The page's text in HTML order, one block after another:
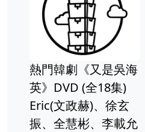
熱門韓劇《又是吳海
英》DVD (全18集)
Eric(文政赫)、徐玄
振、全慧彬、李載允